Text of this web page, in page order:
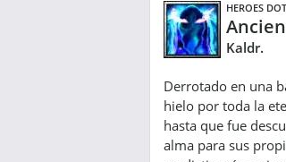
HEROES
Kaldr.
Derrotado en una
hielo por toda la
hasta que fue
alma para sus